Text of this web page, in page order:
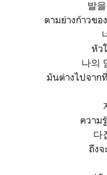
발
ตามย่างก้าวข
หัว
나의
มันต่างไปจาก
ความ
다
ถึง